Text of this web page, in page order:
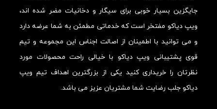
امکانات و قابلیت ها:
ارزش خرید در برابر قیمت:
جایگزین بسیار خوبی برای سیگار و دخانیات مضر شده اند،
ویپ دیاکو مفتخر است که خدماتی مطمئن به شما عرضه دارد
و می توانید با اطمینان از اصالت اجناس این مجموعه و تیم
قوی پشتیبانی ویپ دیاکو با خیالی راحت محصولات مورد
نظرتان را خریداری کنید یکی از بزرگترین اهداف تیم ویپ
دیاکو جلب رضایت شما مشتریان عزیز می باشد.